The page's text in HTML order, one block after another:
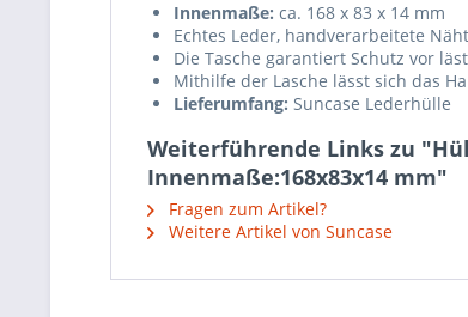
Innenmaße: ca. 168 x 83 x 14 mm
Echtes Leder, handverarbeitete
Die Tasche garantiert Schutz vor
Mithilfe der Lasche lässt sich das
Lieferumfang: Suncase Lederhülle
Weiterführende Links zu
Innenmaße:168x83x14 mm"
Fragen zum Artikel?
Weitere Artikel von Suncase